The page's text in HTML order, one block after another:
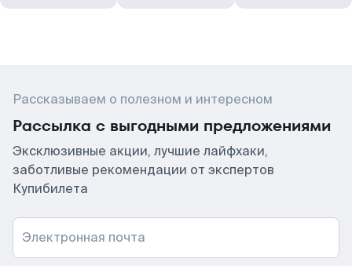
Рассказываем о полезном и интересном
Рассылка с выгодными предложениями
Эксклюзивные акции, лучшие лайфхаки,
заботливые рекомендации от экспертов
Купибилета
Электронная почта